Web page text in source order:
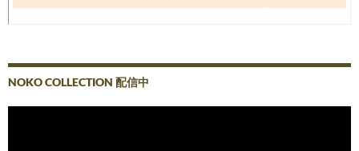
NOKO COLLECTION 配信中